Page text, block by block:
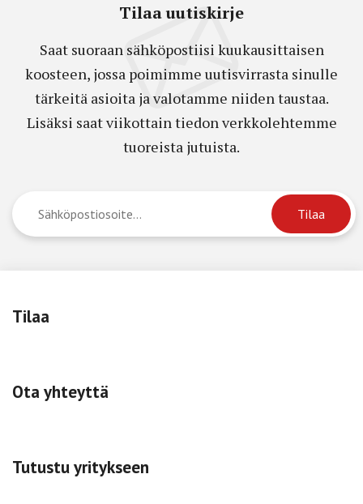
Tilaa uutiskirje
Saat suoraan sähköpostiisi kuukausittaisen
koosteen, jossa poimimme uutisvirrasta sinulle
tärkeitä asioita ja valotamme niiden taustaa.
Lisäksi saat viikottain tiedon verkkolehtemme
tuoreista jutuista.
Tilaa
Ota yhteyttä
Tutustu yritykseen